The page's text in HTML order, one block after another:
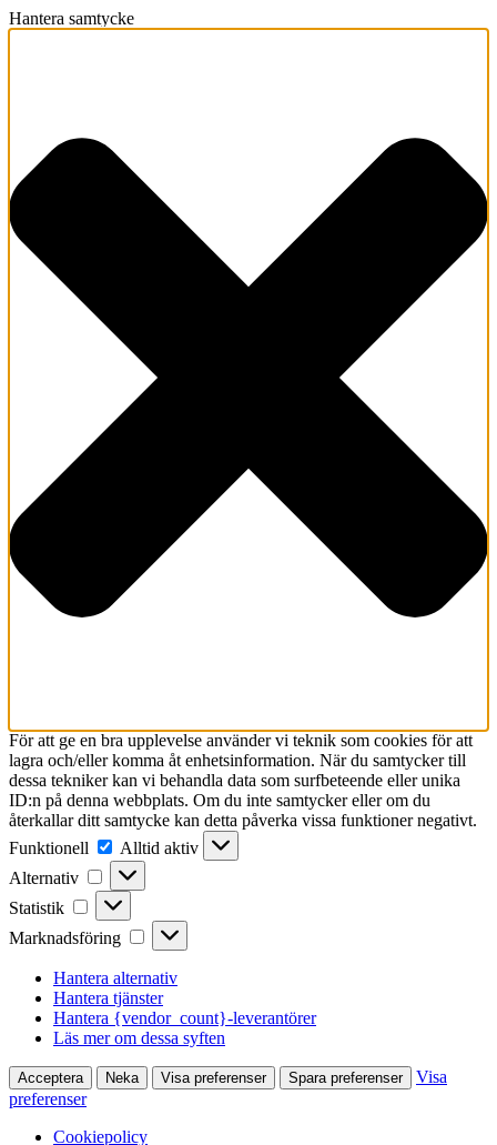
Hantera samtycke
För att ge en bra upplevelse använder vi teknik som cookies för att
lagra och/eller komma åt enhetsinformation. När du samtycker till
dessa tekniker kan vi behandla data som surfbeteende eller unika
ID:n på denna webbplats. Om du inte samtycker eller om du
återkallar ditt samtycke kan detta påverka vissa funktioner negativt.
Funktionell
Funktionell
Alltid aktiv
Alternativ
Alternativ
Statistik Statistik
Marknadsföring Marknadsföring
Hantera alternativ
Hantera tjänster
Hantera {vendor_count}-leverantörer
Läs mer om dessa syften
Acceptera Neka Visa preferenser Spara preferenser
Visa
preferenser
Cookiepolicy